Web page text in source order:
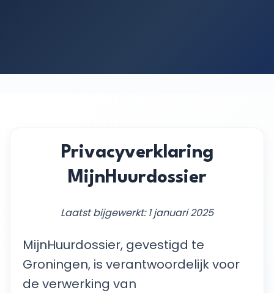
Privacyverklaring
MijnHuurdossier
Laatst bijgewerkt: 1 januari 2025
MijnHuurdossier, gevestigd te
Groningen, is verantwoordelijk voor
de verwerking van